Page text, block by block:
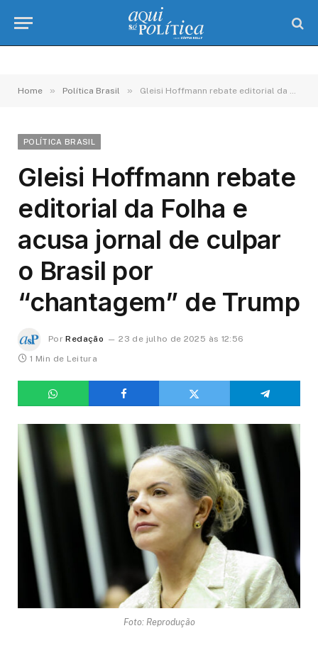
Home » Política Brasil » Gleisi Hoffmann rebate editorial da Folha e acusa jornal de culpar o Brasil por “chantagem” de Trump
POLÍTICA BRASIL
Gleisi Hoffmann rebate
editorial da Folha e
acusa jornal de culpar
o Brasil por
“chantagem” de Trump
Por Redação
23 de julho de 2025 às 12:56
1 Min de Leitura
Foto: Reprodução